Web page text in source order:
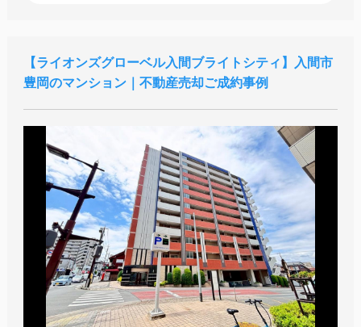
ライオンズグローベル入間ブライトシティ
入間市
豊岡のマンション｜不動産売却ご成約事例